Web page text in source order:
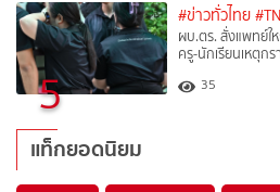
5
#ข่าวทั่วไทย
ผบ.ตร. สั่งแพทย์
ครู-นักเรียนเหตุก
35
แท็กยอดนิยม